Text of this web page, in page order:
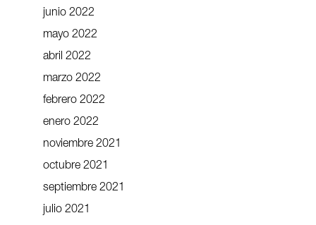
junio 2022
mayo 2022
abril 2022
marzo 2022
febrero 2022
enero 2022
noviembre 2021
octubre 2021
septiembre 2021
julio 2021